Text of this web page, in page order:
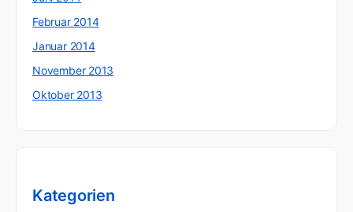
Februar 2014
Januar 2014
November 2013
Oktober 2013
Kategorien